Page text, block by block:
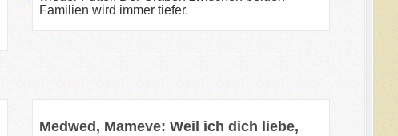
Familien wird immer tiefer.
Medwed, Mameve: Weil ich dich liebe,